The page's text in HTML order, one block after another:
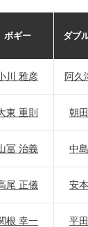
ボギー ダブ
川 雅彦 阿久
東 重則 朝
冨 治義 中
尾 正儀 安
根 幸一 平